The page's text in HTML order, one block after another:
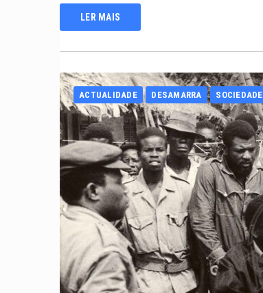
LER MAIS
ACTUALIDADE DESAMARRA SOCIEDADE